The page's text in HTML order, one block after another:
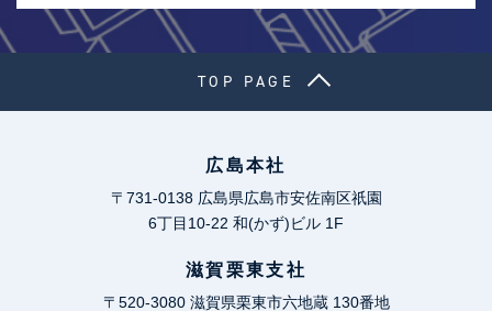
TOP PAGE
広島本社
〒731-0138 広島県広島市安佐南区祇園
6丁目10-22 和(かず)ビル 1F
滋賀栗東支社
〒520-3080 滋賀県栗東市六地蔵 130番地